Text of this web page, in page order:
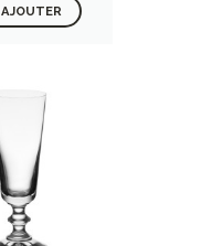
AJOUTER